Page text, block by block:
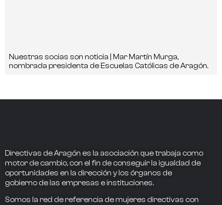
Nuestras socias son noticia | Mar Martín Murga,
nombrada presidenta de Escuelas Católicas de Aragón.
Directivas de Aragón es la asociación que trabaja como
motor de cambio, con el fin de conseguir la igualdad de
oportunidades en la dirección y los órganos de
gobierno de las empresas e instituciones.
Somos la red de referencia de mujeres directivas con